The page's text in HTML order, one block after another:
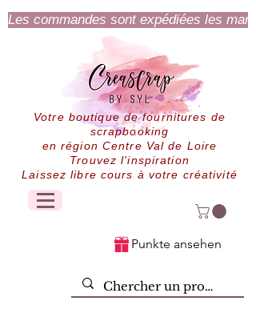
Les commandes sont expédiées les
Votre boutique de fournitures de
scrapbooking
en région Centre Val de Loire
Trouvez l'inspiration
Laissez libre cours à votre créativité
Punkte ansehen